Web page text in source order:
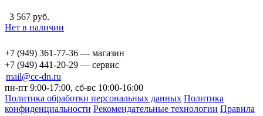
3 567 руб.
Нет в наличии
+7 (949) 361-77-36 — магазин
+7 (949) 441-20-29 — сервис
mail@cc-dn.ru
пн-пт 9:00-17:00, сб-вс 10:00-16:00
Политика обработки персональных данных Политика
конфиденциальности Рекомендательные технологии Правила